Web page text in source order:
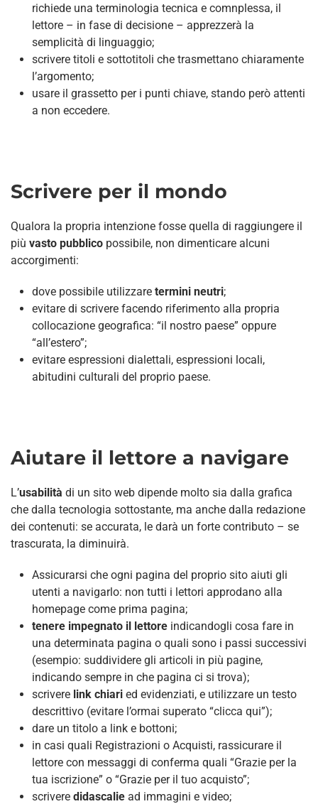
richiede una terminologia tecnica e comnplessa, il
lettore – in fase di decisione – apprezzerà la
semplicità di linguaggio;
scrivere titoli e sottotitoli che trasmettano chiaramente
l’argomento;
usare il grassetto per i punti chiave, stando però attenti
a non eccedere.
Scrivere per il mondo
Qualora la propria intenzione fosse quella di raggiungere il
più vasto pubblico possibile, non dimenticare alcuni
accorgimenti:
dove possibile utilizzare termini neutri;
evitare di scrivere facendo riferimento alla propria
collocazione geografica: “il nostro paese” oppure
“all’estero”;
evitare espressioni dialettali, espressioni locali,
abitudini culturali del proprio paese.
Aiutare il lettore a navigare
L’usabilità di un sito web dipende molto sia dalla grafica
che dalla tecnologia sottostante, ma anche dalla redazione
dei contenuti: se accurata, le darà un forte contributo – se
trascurata, la diminuirà.
Assicurarsi che ogni pagina del proprio sito aiuti gli
utenti a navigarlo: non tutti i lettori approdano alla
homepage come prima pagina;
tenere impegnato il lettore indicandogli cosa fare in
una determinata pagina o quali sono i passi successivi
(esempio: suddividere gli articoli in più pagine,
indicando sempre in che pagina ci si trova);
scrivere link chiari ed evidenziati, e utilizzare un testo
descrittivo (evitare l’ormai superato “clicca qui”);
dare un titolo a link e bottoni;
in casi quali Registrazioni o Acquisti, rassicurare il
lettore con messaggi di conferma quali “Grazie per la
tua iscrizione” o “Grazie per il tuo acquisto”;
scrivere didascalie ad immagini e video;